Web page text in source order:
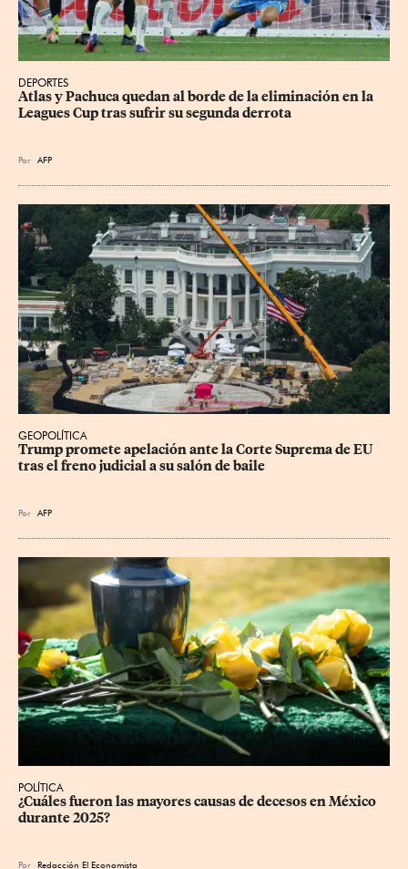
DEPORTES
Atlas y Pachuca quedan al borde de la eliminación en la
Leagues Cup tras sufrir su segunda derrota
Por AFP
GEOPOLÍTICA
Trump promete apelación ante la Corte Suprema de EU
tras el freno judicial a su salón de baile
Por AFP
POLÍTICA
¿Cuáles fueron las mayores causas de decesos en México
durante 2025?
Por Redacción El Economista